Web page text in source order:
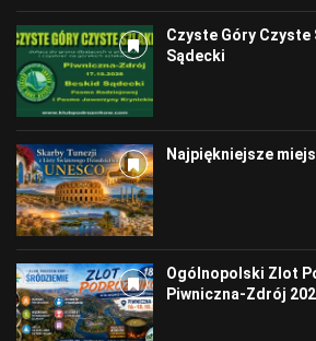
Czyste Góry Czyste
Sądecki
Najpiękniejsze
Ogólnopolski Zlot
Piwniczna-Zdrój